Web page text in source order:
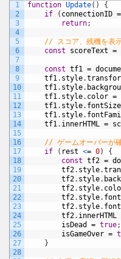
1
2
3
4
5
6
7
8
9
10
11
12
13
14
15
16
17
18
19
20
21
22
23
24
25
26
27
28
function Update( )
{
if
( connectionID
return;
// スコア、残機を表
const
scoreText =
const tf1 =
tf1. style.
tf1. style.
tf1. style. color =
tf1. style. fontSize
tf1. style.
tf1. innerHTML =
// ゲームオーバーが
if
( rest <= 0)
{
const tf2 =
tf2. style.
tf2. style.
tf2. style.
tf2. style.
tf2. style.
tf2. innerHTML
isDead
= true;
isGameOver =
}